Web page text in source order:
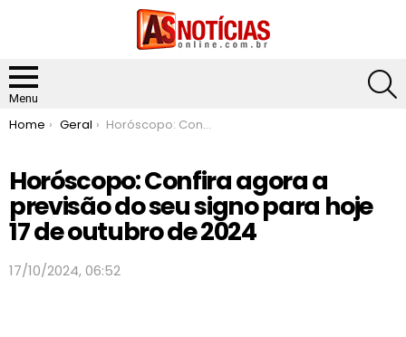
Menu
You are here:
Home Geral Horóscopo: Confira agora a previsão do seu signo para hoje 17 de outubro de 2024
Horóscopo: Confira agora a
previsão do seu signo para hoje
17 de outubro de 2024
17/10/2024, 06:52